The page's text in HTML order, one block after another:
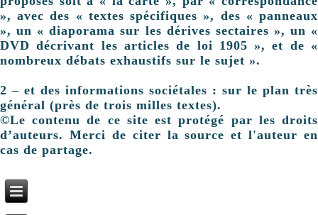
», avec des « textes spécifiques », des « panneaux
», un « diaporama sur les dérives sectaires », un «
DVD décrivant les articles de loi 1905 », et de «
nombreux débats exhaustifs sur le sujet ».
2 – et des informations sociétales : sur le plan très
général (près de trois milles textes).
©Le contenu de ce site est protégé par les droits
d’auteurs. Merci de citer la source et l'auteur en
cas de partage.